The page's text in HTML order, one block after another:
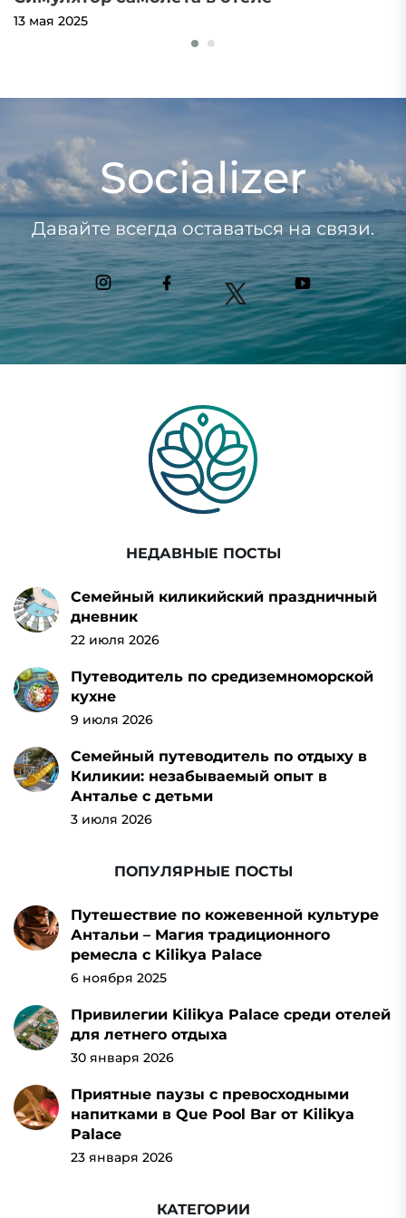
13 мая 2025
Socializer
Давайте всегда оставаться на связи.
НЕДАВНЫЕ ПОСТЫ
Семейный киликийский праздничный
дневник
22 июля 2026
Путеводитель по средиземноморской
кухне
9 июля 2026
Семейный путеводитель по отдыху в
Киликии: незабываемый опыт в
Анталье с детьми
3 июля 2026
ПОПУЛЯРНЫЕ ПОСТЫ
Путешествие по кожевенной культуре
Антальи – Магия традиционного
ремесла с Kilikya Palace
6 ноября 2025
Привилегии Kilikya Palace среди отелей
для летнего отдыха
30 января 2026
Приятные паузы с превосходными
напитками в Que Pool Bar от Kilikya
Palace
23 января 2026
КАТЕГОРИИ